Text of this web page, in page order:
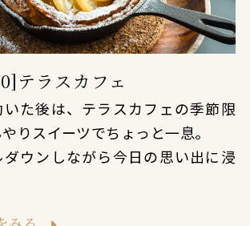
テラスカフェ
た後は、テラスカフェの季節限
りスイーツでちょっと一息。
ダウンしながら今日の思い出に浸